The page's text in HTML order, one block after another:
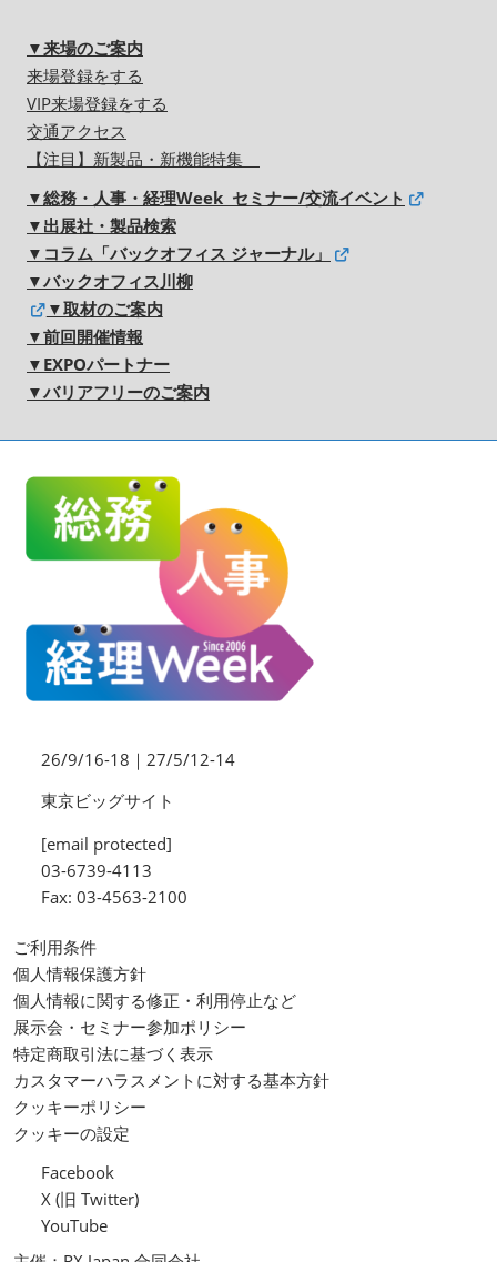
▼来場のご案内
来場登録をする
VIP来場登録をする
交通アクセス
【注目】新製品・新機能特集
▼総務・人事・経理Week セミナー/交流イベント
▼出展社・製品検索
▼コラム「バックオフィス ジャーナル」
▼バックオフィス川柳
▼取材のご案内
▼前回開催情報
▼EXPOパートナー
▼バリアフリーのご案内
26/9/16-18｜27/5/12-14
東京ビッグサイト
[email protected]
03-6739-4113
Fax: 03-4563-2100
ご利用条件
個人情報保護方針
個人情報に関する修正・利用停止など
展示会・セミナー参加ポリシー
特定商取引法に基づく表示
カスタマーハラスメントに対する基本方針
クッキーポリシー
クッキーの設定
Facebook
X (旧 Twitter)
YouTube